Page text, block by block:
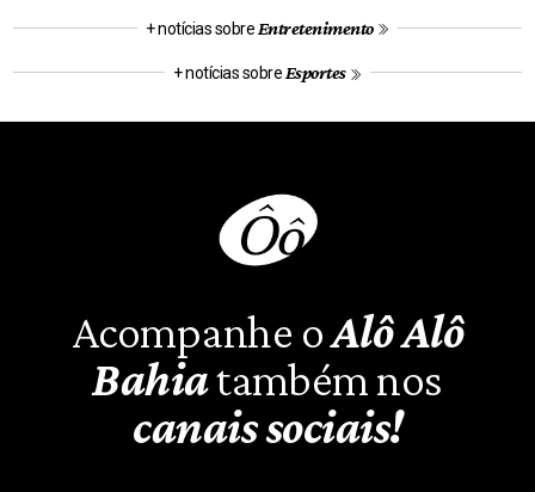
+ notícias sobre Entretenimento
+ notícias sobre Esportes
Acompanhe oAlô Alô
Bahiatambém nos
canais sociais!